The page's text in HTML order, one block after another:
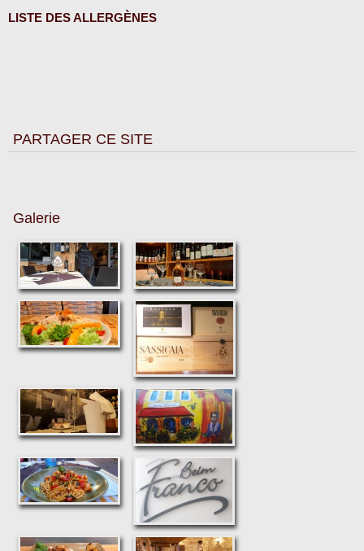
PARTAGER CE SITE
Galerie